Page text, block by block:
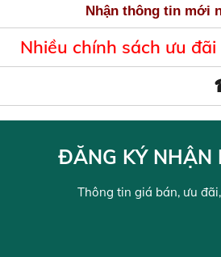
Nhận thông tin mới
Nhiều chính sách ưu đãi
ĐĂNG KÝ NHẬN
Thông tin giá bán, ưu